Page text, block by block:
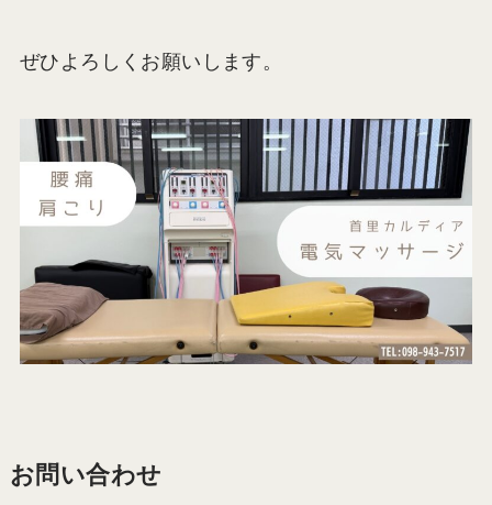
ぜひよろしくお願いします。
お問い合わせ